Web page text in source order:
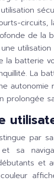
circuits,
de la
la batterie
La
autonomie
prolongée
par sa
et sa
et